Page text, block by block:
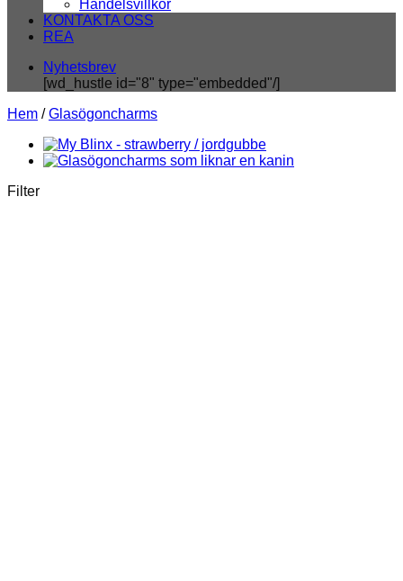
Handelsvillkor
KONTAKTA OSS
REA
Nyhetsbrev
[wd_hustle id="8" type="embedded"/]
Hem / Glasögoncharms
Filter